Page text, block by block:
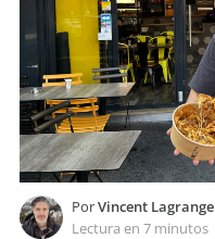
PorVincent Lagrange
Lectura en 7 minutos